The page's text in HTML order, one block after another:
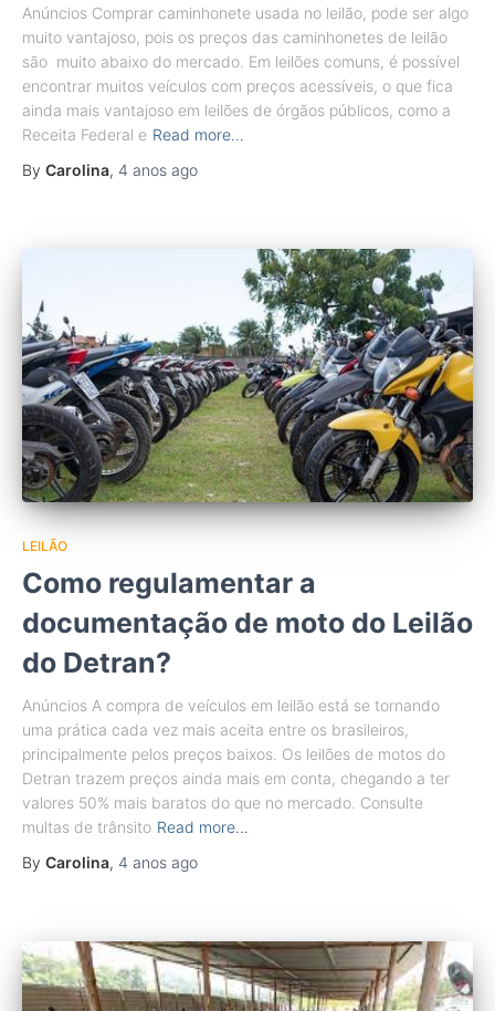
Anúncios Comprar caminhonete usada no leilão, pode ser algo
muito vantajoso, pois os preços das caminhonetes de leilão
são muito abaixo do mercado. Em leilões comuns, é possível
encontrar muitos veículos com preços acessíveis, o que fica
ainda mais vantajoso em leilões de órgãos públicos, como a
Receita Federal e Read more…
By Carolina, 4 anos ago
LEILÃO
Como regulamentar a
documentação de moto do Leilão
do Detran?
Anúncios A compra de veículos em leilão está se tornando
uma prática cada vez mais aceita entre os brasileiros,
principalmente pelos preços baixos. Os leilões de motos do
Detran trazem preços ainda mais em conta, chegando a ter
valores 50% mais baratos do que no mercado. Consulte
multas de trânsito Read more…
By Carolina, 4 anos ago